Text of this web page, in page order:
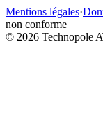
Mentions légales·
non conforme
© 2026 Technopole